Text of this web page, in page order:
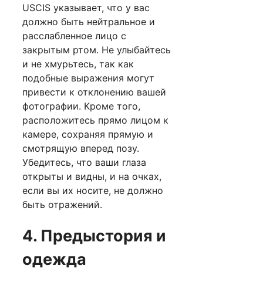
USCIS указывает, что у вас
должно быть нейтральное и
расслабленное лицо с
закрытым ртом. Не улыбайтесь
и не хмурьтесь, так как
подобные выражения могут
привести к отклонению вашей
фотографии. Кроме того,
расположитесь прямо лицом к
камере, сохраняя прямую и
смотрящую вперед позу.
Убедитесь, что ваши глаза
открыты и видны, и на очках,
если вы их носите, не должно
быть отражений.
4. Предыстория и
одежда